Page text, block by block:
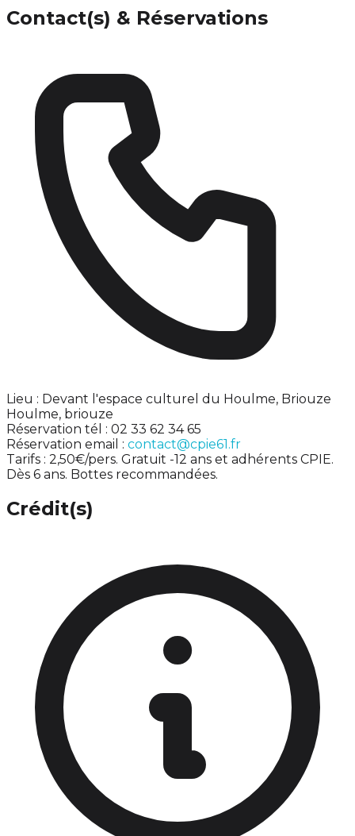
Contact(s) & Réservations
Lieu : Devant l'espace culturel du Houlme, Briouze
Houlme, briouze
Réservation tél : 02 33 62 34 65
Réservation email : contact@cpie61.fr
Tarifs : 2,50€/pers. Gratuit -12 ans et adhérents CPIE.
Dès 6 ans. Bottes recommandées.
Crédit(s)